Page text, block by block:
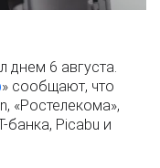
6 августа.
» сообщают, что
«Ростелекома»,
банка, Picabu и